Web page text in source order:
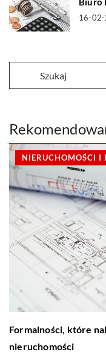
16-
NIERUCHOMOŚCI I
Formalności, które
nieruchomości